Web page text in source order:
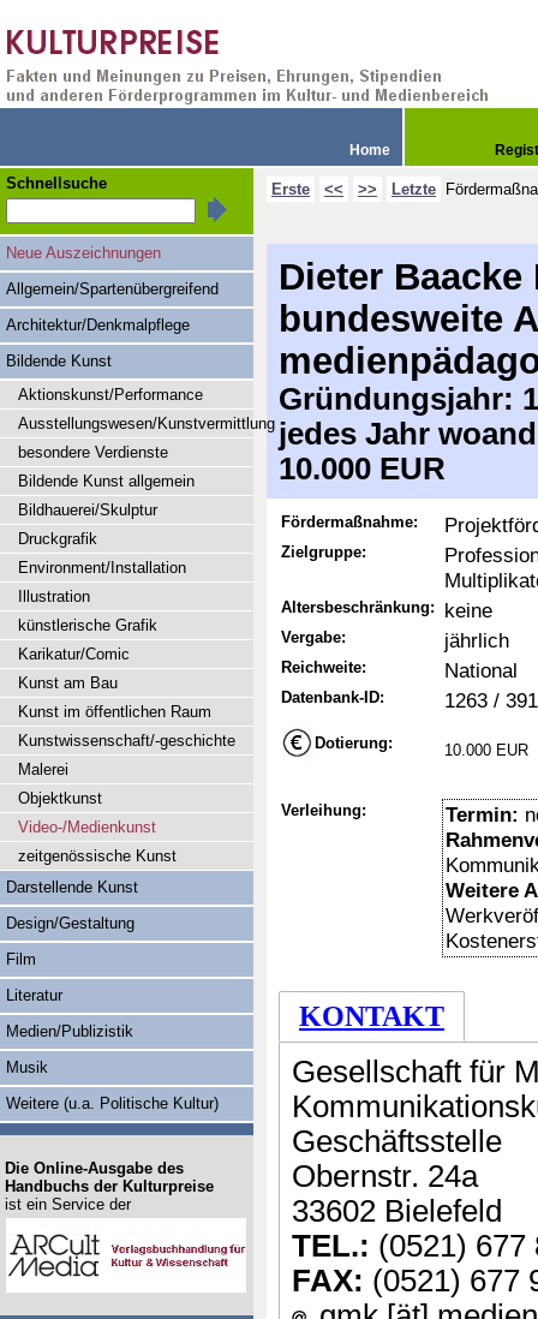
Home
Erste << >> Letzte
Dieter Baacke
bundesweite
Gründungsjahr:
jedes Jahr
10.000 EUR
Fördermaßnahme:
Zielgruppe:
Altersbeschränkung: keine
Vergabe: jährlich
Reichweite: National
Datenbank-ID: 1263 / 391
Dotierung: 10.000 EUR
Verleihung: Termin:
Weitere
KONTAKT
Gesellschaft für
Geschäftsstelle
Obernstr. 24a
33602 Bielefeld
TEL.: (0521) 677
FAX: (0521) 677
Schnellsuche
Neue Auszeichnungen
Allgemein/Spartenübergreifend
Architektur/Denkmalpflege
Bildende Kunst
Aktionskunst/Performance
Ausstellungswesen/Kunstvermittlung
besondere Verdienste
Bildende Kunst allgemein
Bildhauerei/Skulptur
Druckgrafik
Environment/Installation
Illustration
künstlerische Grafik
Karikatur/Comic
Kunst am Bau
Kunst im öffentlichen Raum
Kunstwissenschaft/-geschichte
Malerei
Objektkunst
Video-/Medienkunst
zeitgenössische Kunst
Darstellende Kunst
Design/Gestaltung
Film
Literatur
Medien/Publizistik
Musik
Weitere (u.a. Politische Kultur)
Die Online-Ausgabe des
Handbuchs der Kulturpreise
ist ein Service der